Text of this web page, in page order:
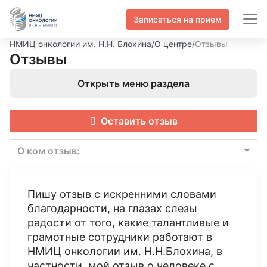
Записаться на прием
НМИЦ онкологии им. Н.Н. Блохина/О центре/Отзывы
Отзывы
Открыть меню раздела
Оставить отзыв
О ком отзыв:
Пишу отзыв с искренними словами
благодарности, на глазах слезы
радости от того, какие талантливые и
грамотные сотрудники работают в
НМИЦ онкологии им. Н.Н.Блохина, в